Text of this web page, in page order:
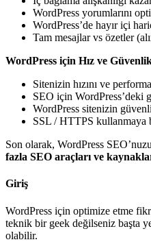
WordPress yorumlarını
WordPress’de hayır içi
Tam mesajlar vs özetler
WordPress için Hız ve
Sitenizin hızını ve
SEO için WordPress’deki
WordPress sitenizin
SSL / HTTPS kullanmaya
Son olarak, WordPress
fazla SEO araçları ve
Giriş
WordPress için optimize etme
teknik bir geek değilseniz başta
olabilir.